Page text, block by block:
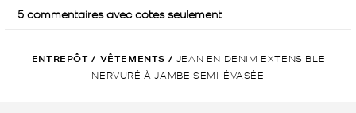
ENTREPÔT / VÊTEMENTS / JEAN EN DENIM EXTENSIBLE
NERVURÉ À JAMBE SEMI-ÉVASÉE